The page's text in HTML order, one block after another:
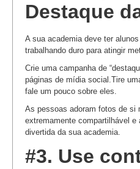
Destaque
A sua academia deve ter
trabalhando duro para atingir
Crie uma campanha de
páginas de mídia social.Tire
fale um pouco sobre eles.
As pessoas adoram fotos de si
extremamente compartilhável e
divertida da sua academia.
#3. Use